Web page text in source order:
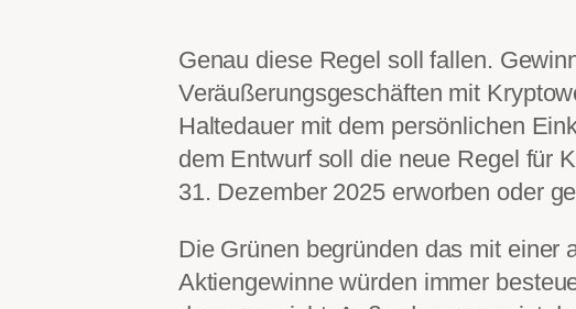
Genau diese Regel soll fallen.
Veräußerungsgeschäften mit
Haltedauer mit dem persönlichen
dem Entwurf soll die neue Regel für
31. Dezember 2025 erworben oder
Die Grünen begründen das mit einer
Aktiengewinne würden immer